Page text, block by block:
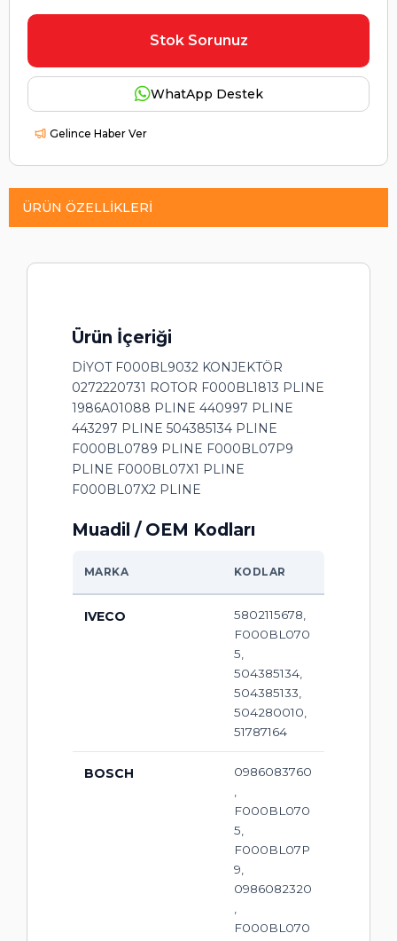
Stok Sorunuz
WhatApp Destek
Gelince Haber Ver
ÜRÜN ÖZELLIKLERI
Ürün İçeriği
DİYOT F000BL9032 KONJEKTÖR
0272220731 ROTOR F000BL1813 PLINE
1986A01088 PLINE 440997 PLINE
443297 PLINE 504385134 PLINE
F000BL0789 PLINE F000BL07P9
PLINE F000BL07X1 PLINE
F000BL07X2 PLINE
Muadil / OEM Kodları
MARKA KODLAR
IVECO
5802115678,
F000BL070
5,
504385134,
504385133,
504280010,
51787164
BOSCH
0986083760
F000BL070
5,
F000BL07P
9,
0986082320
F000BL070